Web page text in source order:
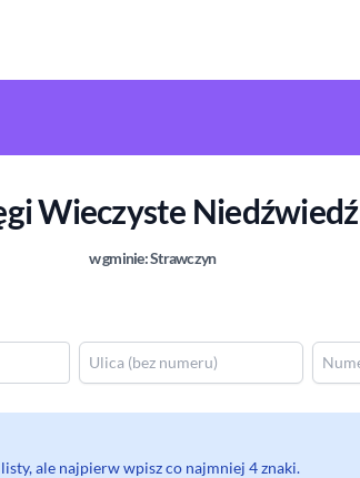
Wieczyste Niedźwiedź
w gminie:Strawczyn
ale najpierw wpisz co najmniej 4 znaki.